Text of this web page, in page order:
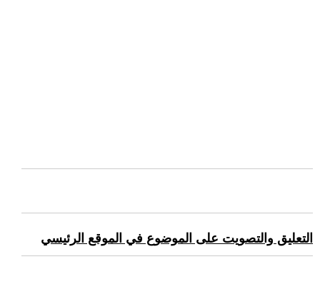
التعليق والتصويت على الموضوع في الموقع الرئيسي